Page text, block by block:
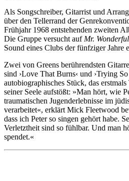
Als Songschreiber, Gitarrist und
über den Tellerrand der
Frühjahr 1968 entstehenden zweiten
Die Gruppe versucht auf Mr. Wonderful
Sound eines Clubs der fünfziger Jahre
Zwei von Greens berührendsten
sind ›Love That Burns‹ und ›Trying
autobiographisches Stück, das
seiner Seele aufstößt: »Man hört, wie
traumatischen Jugenderlebnisse im
verarbeitet«, erklärt Mick Fleetwood
dass ich Peter so singen gehört habe.
Verletztheit sind so fühlbar. Und man
spendet.«